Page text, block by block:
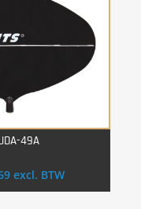
49A
excl. BTW